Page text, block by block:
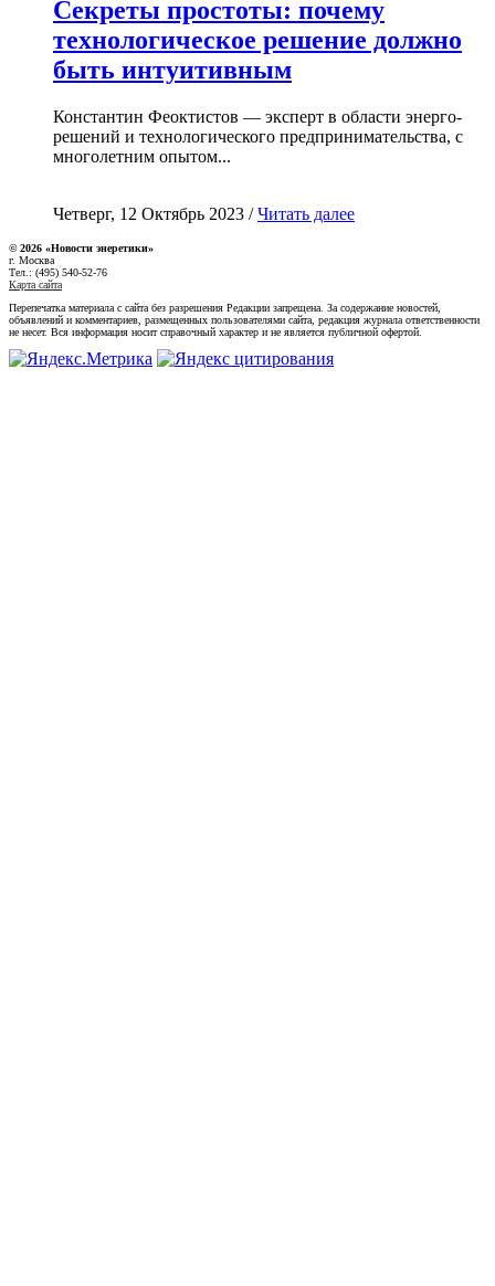
Секреты простоты: почему
технологическое решение должно
быть интуитивным
Константин Феоктистов — эксперт в области энерго-
решений и технологического предпринимательства, с
многолетним опытом...
Четверг, 12 Октябрь 2023 /Читать далее
© 2026 «Новости энеретики»
г. Москва
Тел.: (495) 540-52-76
Карта сайта
Перепечатка материала с сайта без разрешения Редакции запрещена. За содержание новостей,
объявлений и комментариев, размещенных пользователями сайта, редакция журнала ответственности
не несет. Вся информация носит справочный характер и не является публичной офертой.